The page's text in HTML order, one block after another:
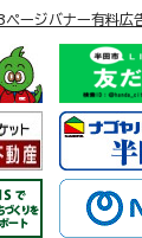
ページバナー有料広